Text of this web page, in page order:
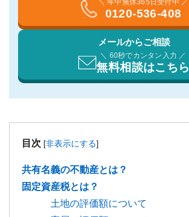
＼ 年中無休365日受付中 ／
0120-536-408
メールからご相談
＼ 60秒でカンタン入力 ／
無料相談はこちら
目次 [非表示にする]
共有名義の不動産とは？
固定資産税とは？
土地の評価額について